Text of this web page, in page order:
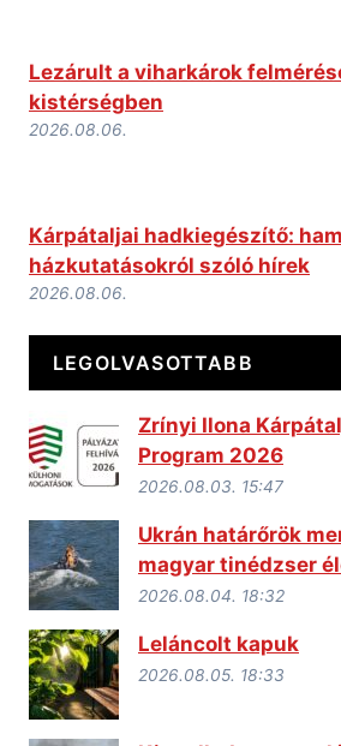
Lezárult a viharkárok
kistérségben
2026.08.06.
Kárpátaljai hadkiegészítő:
házkutatásokról szóló hírek
2026.08.06.
LEGOLVASOTTABB
Zrínyi Ilona
Program 2026
2026.08.03. 15:47
Ukrán határőrök
magyar tinédzser
2026.08.04. 18:32
Leláncolt kapuk
2026.08.05. 18:33